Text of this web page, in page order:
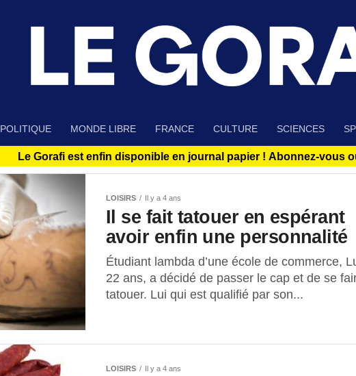
POLITIQUE MONDE LIBRE FRANCE CULTURE SCIENCES
Le Gorafi est enfin disponible en journal papier ! Abonnez-vous
LOISIRS Il y a 4 ans
Il se fait tatouer en espérant
avoir enfin une personnalité
Étudiant lambda d’une école de commerce,
22 ans, a décidé de passer le cap et de se
tatouer. Lui qui est qualifié par son...
LOISIRS Il y a 4 ans